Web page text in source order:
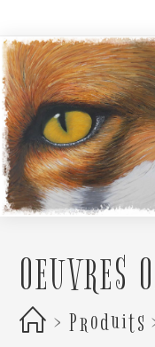
OEUVRES
> Produits